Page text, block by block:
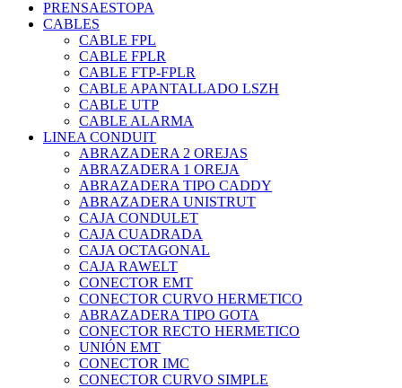
PRENSAESTOPA
CABLES
CABLE FPL
CABLE FPLR
CABLE FTP-FPLR
CABLE APANTALLADO LSZH
CABLE UTP
CABLE ALARMA
LINEA CONDUIT
ABRAZADERA 2 OREJAS
ABRAZADERA 1 OREJA
ABRAZADERA TIPO CADDY
ABRAZADERA UNISTRUT
CAJA CONDULET
CAJA CUADRADA
CAJA OCTAGONAL
CAJA RAWELT
CONECTOR EMT
CONECTOR CURVO HERMETICO
ABRAZADERA TIPO GOTA
CONECTOR RECTO HERMETICO
UNIÓN EMT
CONECTOR IMC
CONECTOR CURVO SIMPLE